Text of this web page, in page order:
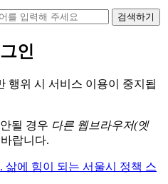
검색하기
인
행위 시 서비스 이용이 중지됩
될 경우 다른 웹브라우저(엣
랍니다.